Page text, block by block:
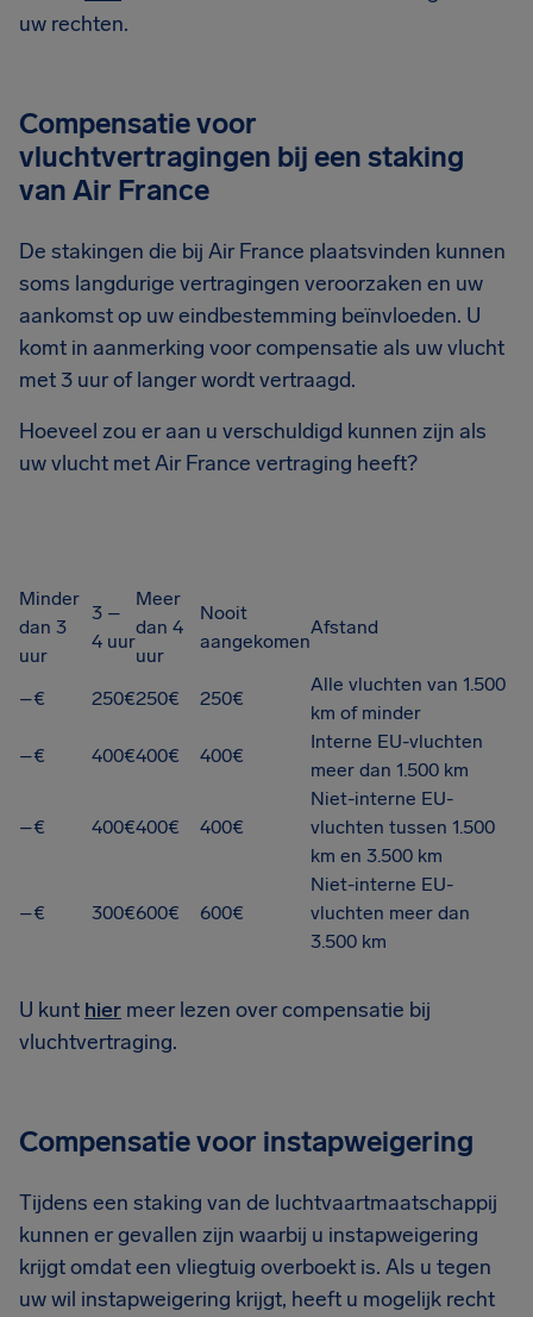
uw rechten.
Compensatie voor
vluchtvertragingen bij een staking
van Air France
De stakingen die bij Air France plaatsvinden kunnen
soms langdurige vertragingen veroorzaken en uw
aankomst op uw eindbestemming beïnvloeden. U
komt in aanmerking voor compensatie als uw vlucht
met 3 uur of langer wordt vertraagd.
Hoeveel zou er aan u verschuldigd kunnen zijn als
uw vlucht met Air France vertraging heeft?
Minder
dan 3
uur
3 –
4 uur
Meer
dan 4
uur
Nooit
aangekomen
Afstand
–€ 250€250€ 250€
Alle vluchten van 1.500
km of minder
–€
400€400€ 400€
Interne EU-vluchten
meer dan 1.500 km
–€ 400€400€ 400€
Niet-interne EU-
vluchten tussen 1.500
km en 3.500 km
–€ 300€600€ 600€
Niet-interne EU-
vluchten meer dan
3.500 km
U kunt hier meer lezen over compensatie bij
vluchtvertraging.
Compensatie voor instapweigering
Tijdens een staking van de luchtvaartmaatschappij
kunnen er gevallen zijn waarbij u instapweigering
krijgt omdat een vliegtuig overboekt is. Als u tegen
uw wil instapweigering krijgt, heeft u mogelijk recht